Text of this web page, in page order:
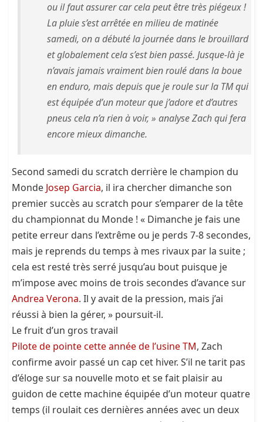
ou il faut assurer car cela peut être très piégeux !
La pluie s’est arrêtée en milieu de matinée
samedi, on a débuté la journée dans le brouillard
et globalement cela s’est bien passé. Jusque-là je
n’avais jamais vraiment bien roulé dans la boue
en enduro, mais depuis que je roule sur la TM qui
est équipée d’un moteur que j’adore et d’autres
pneus cela n’a rien à voir, » analyse Zach qui fera
encore mieux dimanche.
Second samedi du scratch derrière le champion du
Monde Josep Garcia, il ira chercher dimanche son
premier succès au scratch pour s’emparer de la tête
du championnat du Monde ! « Dimanche je fais une
petite erreur dans l’extrême ou je perds 7-8 secondes,
mais je reprends du temps à mes rivaux par la suite ;
cela est resté très serré jusqu’au bout puisque je
m’impose avec moins de trois secondes d’avance sur
Andrea Verona. Il y avait de la pression, mais j’ai
réussi à bien la gérer, » poursuit-il.
Le fruit d’un gros travail
Pilote de pointe cette année de l’usine TM, Zach
confirme avoir passé un cap cet hiver. S’il ne tarit pas
d’éloge sur sa nouvelle moto et se fait plaisir au
guidon de cette machine équipée d’un moteur quatre
temps (il roulait ces dernières années avec un deux